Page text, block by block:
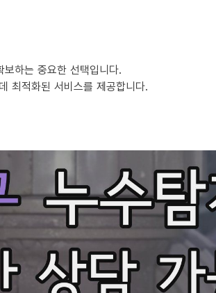
하는 중요한 선택입니다.
최적화된 서비스를 제공합니다.